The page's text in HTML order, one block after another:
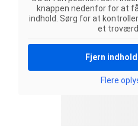
knappen nedenfor for at
indhold. Sørg for at
et
Fjern
Flere